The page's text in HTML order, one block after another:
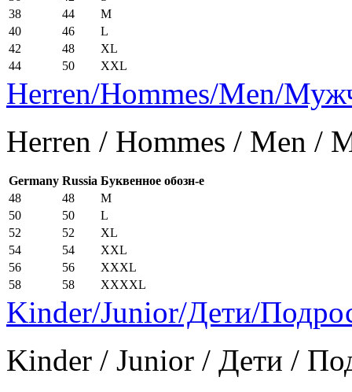
38
44
M
40
46
L
42
48
XL
44
50 XXL
Herren/Hommes/Men/
Herren / Hommes / Men /
Germany Russia Буквенное обозн-е
48
48
M
50
50
L
52
52
XL
54
54
XXL
56
56
XXXL
58
58 XXXXL
Kinder/Junior/Дети/
Kinder / Junior / Дети /